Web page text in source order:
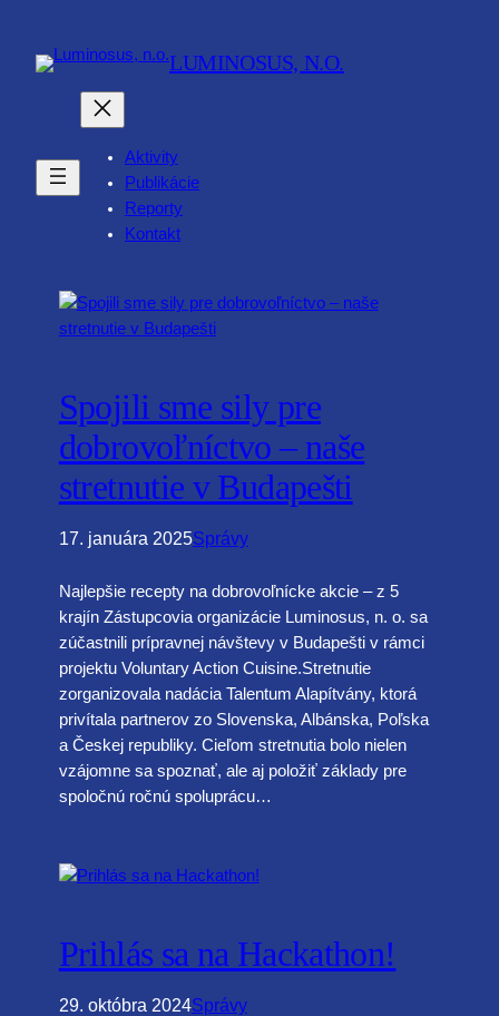
LUMINOSUS, N.O.
Aktivity
Publikácie
Reporty
Kontakt
Spojili sme sily pre
dobrovoľníctvo – naše
stretnutie v Budapešti
17. januára 2025Správy
Najlepšie recepty na dobrovoľnícke akcie – z 5
krajín Zástupcovia organizácie Luminosus, n. o. sa
zúčastnili prípravnej návštevy v Budapešti v rámci
projektu Voluntary Action Cuisine.Stretnutie
zorganizovala nadácia Talentum Alapítvány, ktorá
privítala partnerov zo Slovenska, Albánska, Poľska
a Českej republiky. Cieľom stretnutia bolo nielen
vzájomne sa spoznať, ale aj položiť základy pre
spoločnú ročnú spoluprácu…
Prihlás sa na Hackathon!
29. októbra 2024Správy